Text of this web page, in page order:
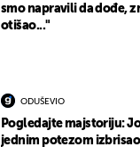
smo napravili da dođe,
otišao..."
ODUŠEVIO
Pogledajte majstoriju:
jednim potezom